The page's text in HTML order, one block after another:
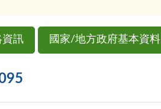
資訊 國家/地方政府基本資料